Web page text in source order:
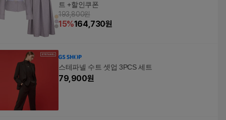
트 +할인쿠폰
193,800원
15%164,730원
스테파넬 수트 셋업 3PCS 세트
79,900원